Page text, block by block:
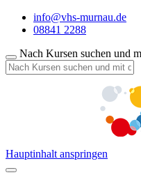
info@vhs-murnau.de
08841 2288
Nach Kursen suchen und
Hauptinhalt anspringen